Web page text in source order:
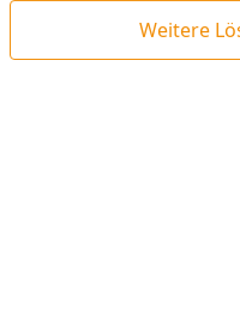
Weitere